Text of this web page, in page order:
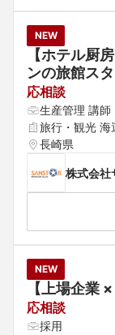
NEW
【ホテル厨
ンの旅館ス
を中心に事
事業
応相談
生産管理 講師
旅行・観光 海
長崎県
株式会社
NEW
【上場企業
応相談
採用